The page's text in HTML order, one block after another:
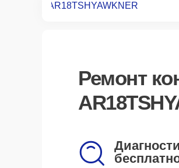
AR18TSHYAWKNER
Ремонт